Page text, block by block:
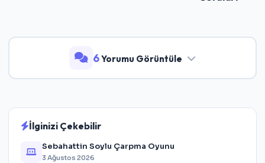
6Yorumu Görüntüle
İlginizi Çekebilir
Sebahattin Soylu Çarpma Oyunu
3 Ağustos 2026